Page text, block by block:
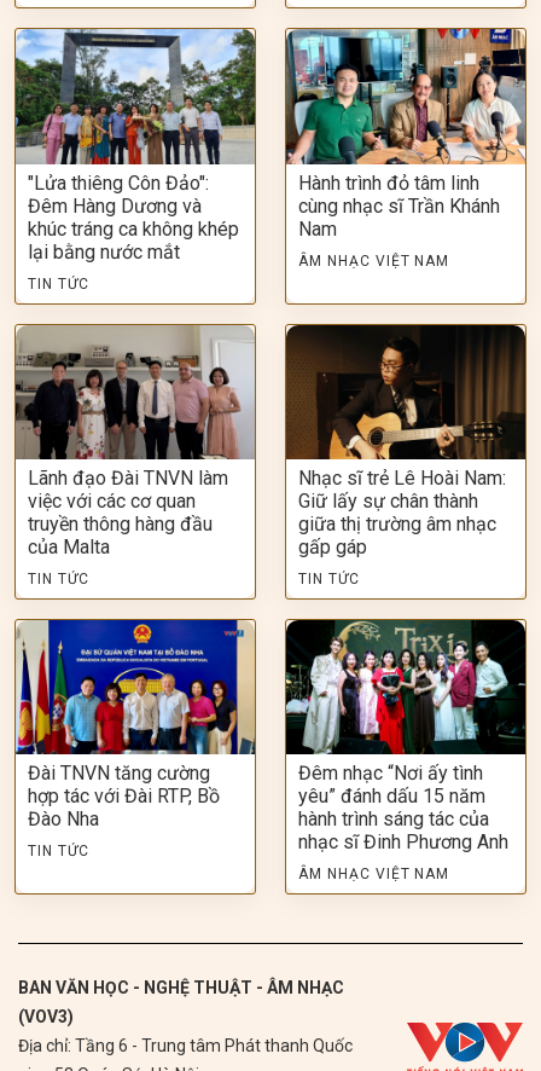
"Lửa thiêng Côn Đảo":
Đêm Hàng Dương và
khúc tráng ca không khép
lại bằng nước mắt
TIN TỨC
Hành trình đỏ tâm linh
cùng nhạc sĩ Trần Khánh
Nam
ÂM NHẠC VIỆT NAM
Lãnh đạo Đài TNVN làm
việc với các cơ quan
truyền thông hàng đầu
của Malta
TIN TỨC
Nhạc sĩ trẻ Lê Hoài Nam:
Giữ lấy sự chân thành
giữa thị trường âm nhạc
gấp gáp
TIN TỨC
Đài TNVN tăng cường
hợp tác với Đài RTP, Bồ
Đào Nha
TIN TỨC
Đêm nhạc “Nơi ấy tình
yêu” đánh dấu 15 năm
hành trình sáng tác của
nhạc sĩ Đinh Phương Anh
ÂM NHẠC VIỆT NAM
BAN VĂN HỌC - NGHỆ THUẬT - ÂM NHẠC
(VOV3)
Địa chỉ: Tầng 6 - Trung tâm Phát thanh Quốc